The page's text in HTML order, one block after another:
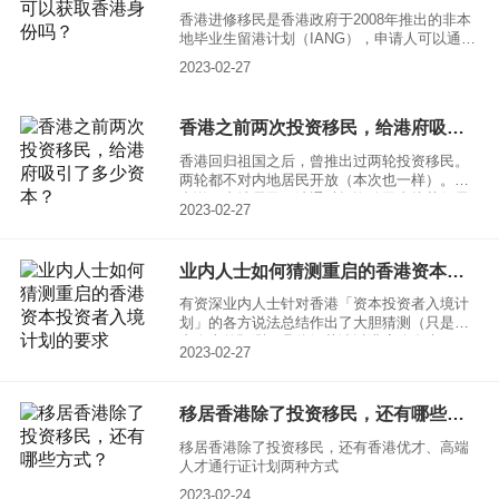
香港进修移民是香港政府于2008年推出的非本
地毕业生留港计划（IANG），申请人可以通过
份，留学期间可携带配偶和子女共同申请香港
2023-02-27
香港之前两次投资移民，给港府吸引了多少资本？
香港回归祖国之后，曾推出过两轮投资移民。
两轮都不对内地居民开放（本次也一样）。或
港权，只能先通过移民第三地，然后再移民到
2023-02-27
业内人士如何猜测重启的香港资本投资者入境计划的要求
有资深业内人士针对香港「资本投资者入境计
划」的各方说法总结作出了大胆猜测（只是业
准）：
2023-02-27
移居香港除了投资移民，还有哪些方式？
移居香港除了投资移民，还有香港优才、高端
人才通行证计划两种方式